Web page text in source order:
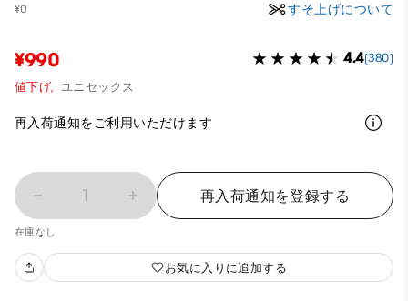
¥0 すそ上げについて
¥990 4.4(380)
値下げ, ユニセックス
再入荷通知をご利用いただけます
1 再入荷通知を登録する
在庫なし
お気に入りに追加する